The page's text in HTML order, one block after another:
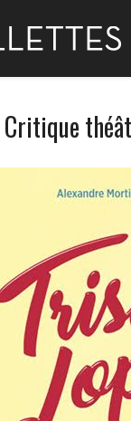
Critique